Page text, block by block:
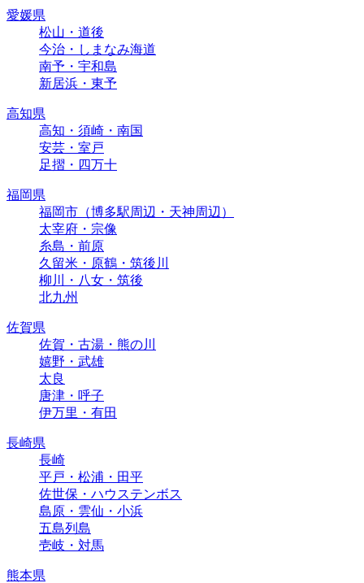
愛媛県
松山・道後
今治・しまなみ海道
南予・宇和島
新居浜・東予
高知県
高知・須崎・南国
安芸・室戸
足摺・四万十
福岡県
福岡市（博多駅周辺・天神周辺）
太宰府・宗像
糸島・前原
久留米・原鶴・筑後川
柳川・八女・筑後
北九州
佐賀県
佐賀・古湯・熊の川
嬉野・武雄
太良
唐津・呼子
伊万里・有田
長崎県
長崎
平戸・松浦・田平
佐世保・ハウステンボス
島原・雲仙・小浜
五島列島
壱岐・対馬
熊本県